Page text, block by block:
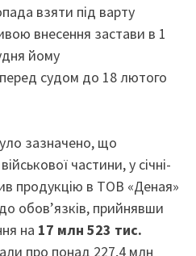
взяти під варту
внесення застави в 1
йому
судом до 18 лютого
зазначено, що
частини, у січні-
продукцію в ТОВ «Деная»
обов’язків, прийнявши
на 17 млн 523 тис.
про понад 227,4 млн